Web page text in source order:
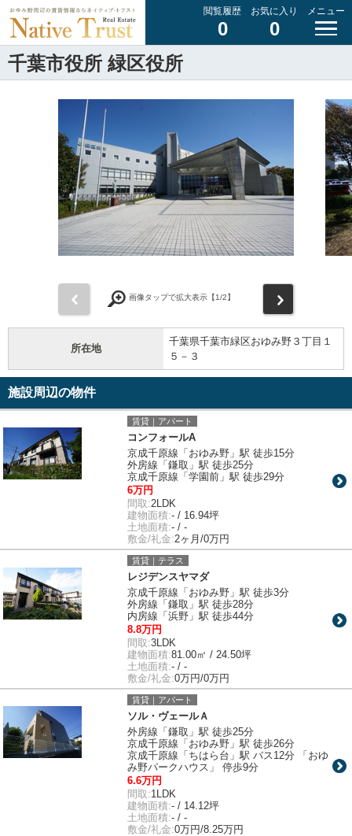
閲覧履歴
0
お気に入り
0
メニュー
千葉市役所 緑区役所
画像タップで拡大表示【1/2】
所在地
千葉県千葉市緑区おゆみ野３丁目１
５－３
施設周辺の物件
賃貸｜アパート
コンフォールA
京成千原線「おゆみ野」駅 徒歩15分
外房線「鎌取」駅 徒歩25分
京成千原線「学園前」駅 徒歩29分
6万円
間取:2LDK
建物面積:- / 16.94坪
土地面積:- / -
敷金/礼金:2ヶ月/0万円
賃貸｜テラス
レジデンスヤマダ
京成千原線「おゆみ野」駅 徒歩3分
外房線「鎌取」駅 徒歩28分
内房線「浜野」駅 徒歩44分
8.8万円
間取:3LDK
建物面積:81.00㎡ / 24.50坪
土地面積:- / -
敷金/礼金:0万円/0万円
賃貸｜アパート
ソル・ヴェールＡ
外房線「鎌取」駅 徒歩25分
京成千原線「おゆみ野」駅 徒歩26分
京成千原線「ちはら台」駅 バス12分 「おゆ
み野パークハウス」 停歩9分
6.6万円
間取:1LDK
建物面積:- / 14.12坪
土地面積:- / -
敷金/礼金:0万円/8.25万円